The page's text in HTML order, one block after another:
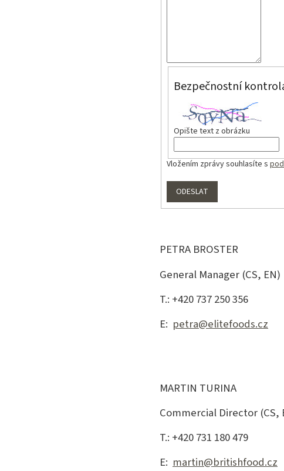
Bezpečnostní
Opište text z obrázku
Vložením zprávy souhlasíte s
ODESLAT
PETRA BROSTER
General Manager (CS, EN)
T.: +420 737 250 356
E: petra@elitefoods.cz
MARTIN TURINA
Commercial Director (CS,
T.: +420 731 180 479
E: martin@britishfood.cz